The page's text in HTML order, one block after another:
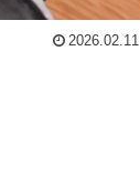
2026.02.11